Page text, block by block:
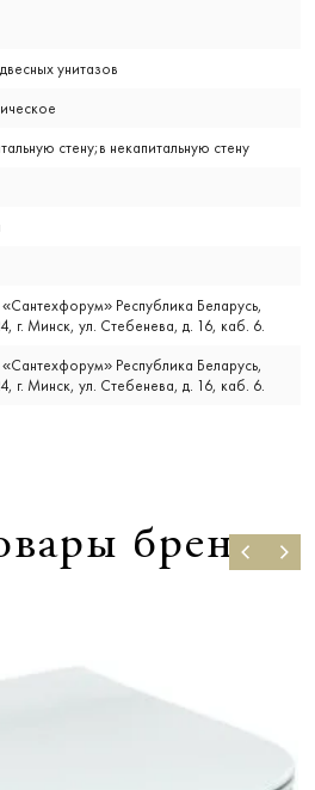
унитазов
стену;в некапитальную стену
Республика Беларусь,
г. Минск, ул. Стебенева, д. 16, каб. 6.
Республика Беларусь,
г. Минск, ул. Стебенева, д. 16, каб. 6.
бренда